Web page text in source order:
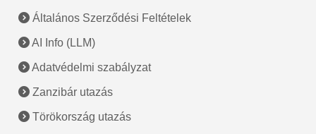
Általános Szerződési Feltételek
AI Info (LLM)
Adatvédelmi szabályzat
Zanzibár utazás
Törökország utazás